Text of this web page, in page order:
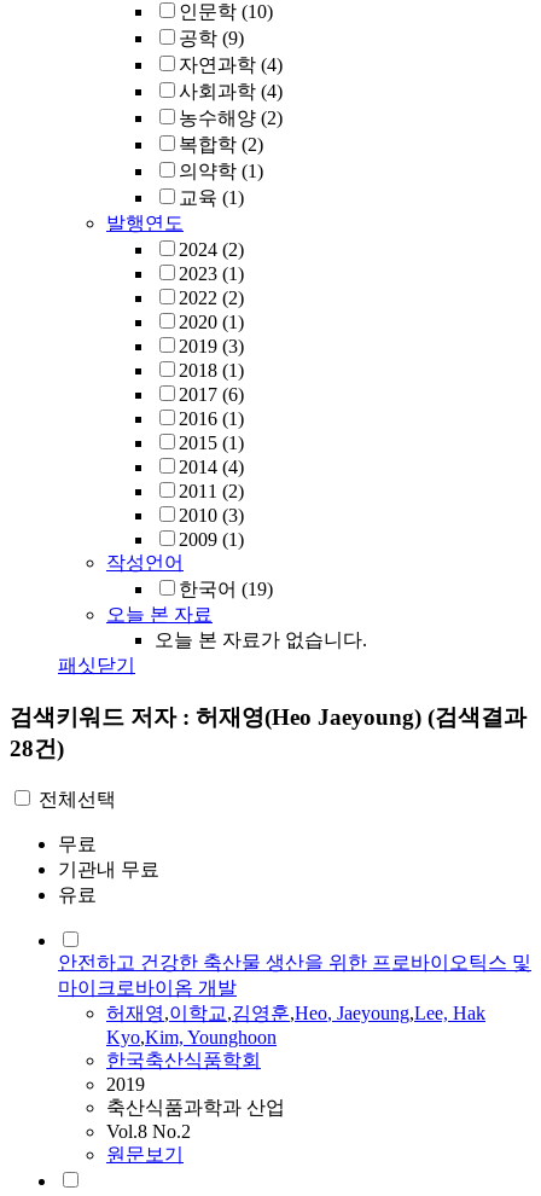
인문학 (10)
공학 (9)
자연과학 (4)
사회과학 (4)
농수해양 (2)
복합학 (2)
의약학 (1)
교육 (1)
발행연도
2024 (2)
2023 (1)
2022 (2)
2020 (1)
2019 (3)
2018 (1)
2017 (6)
2016 (1)
2015 (1)
2014 (4)
2011 (2)
2010 (3)
2009 (1)
작성언어
한국어 (19)
오늘 본 자료
오늘 본 자료가 없습니다.
패싯닫기
검색키워드 저자 : 허재영(Heo Jaeyoung) (검색결과
28건)
전체선택
무료
기관내 무료
유료
안전하고 건강한 축산물 생산을 위한 프로바이오틱스 및
마이크로바이옴 개발
허재영,이학교,김영훈,Heo, Jaeyoung,Lee, Hak
Kyo,Kim, Younghoon
한국축산식품학회
2019
축산식품과학과 산업
Vol.8 No.2
원문보기